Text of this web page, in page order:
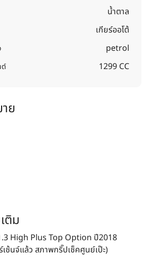
น้ำตาล
เกียร์ออโต้
petrol
ต์ 1299 CC
ย
ติม
High Plus Top Option ปี2018
ช้นจ์แล้ว สภาพกริ๊ปเช็คศูนย์เป๊ะ)